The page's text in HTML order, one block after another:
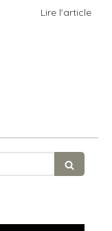
Lire l'article